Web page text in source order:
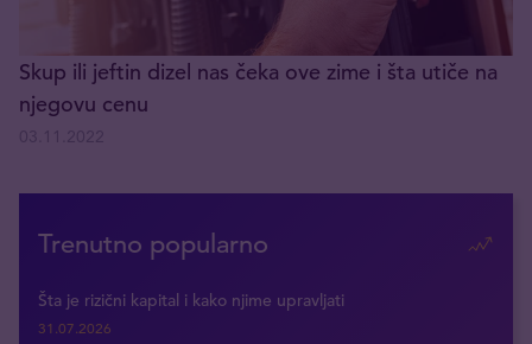
Skup ili jeftin dizel nas čeka ove zime i šta utiče na
njegovu cenu
Trenutno popularno
Šta je rizični kapital i kako njime upravljati
31.07.2026